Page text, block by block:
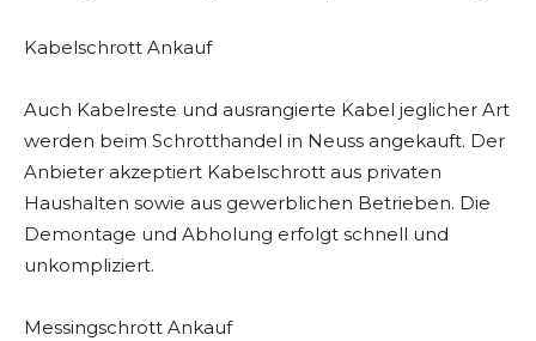
Kabelschrott Ankauf
Auch Kabelreste und ausrangierte Kabel jeglicher Art
werden beim Schrotthandel in Neuss angekauft. Der
Anbieter akzeptiert Kabelschrott aus privaten
Haushalten sowie aus gewerblichen Betrieben. Die
Demontage und Abholung erfolgt schnell und
unkompliziert.
Messingschrott Ankauf